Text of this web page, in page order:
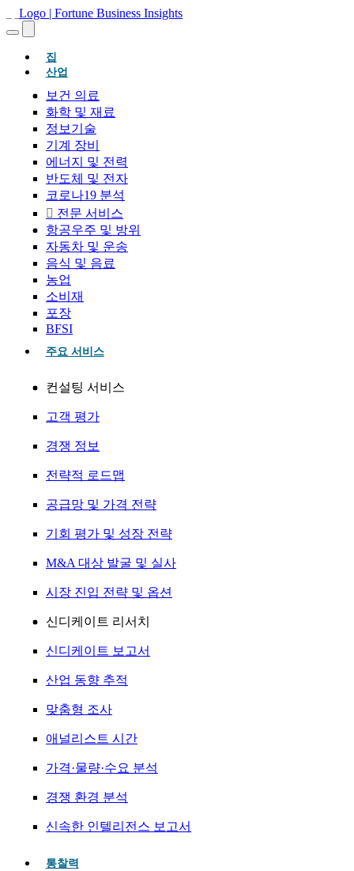
집(현재의)
산업
보건 의료
화학 및 재료
정보기술
기계 장비
에너지 및 전력
반도체 및 전자
코로나19 분석
전문 서비스
항공우주 및 방위
자동차 및 운송
음식 및 음료
농업
소비재
포장
BFSI
주요 서비스
컨설팅 서비스
고객 평가
경쟁 정보
전략적 로드맵
공급망 및 가격 전략
기회 평가 및 성장 전략
M&A 대상 발굴 및 실사
시장 진입 전략 및 옵션
신디케이트 리서치
신디케이트 보고서
산업 동향 추적
맞춤형 조사
애널리스트 시간
가격·물량·수요 분석
경쟁 환경 분석
신속한 인텔리전스 보고서
통찰력